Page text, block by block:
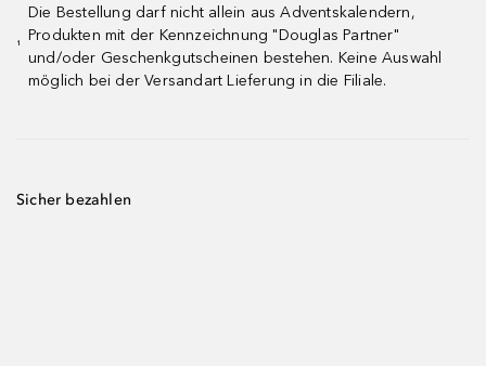
¹
Die Bestellung darf nicht allein aus Adventskalendern,
Produkten mit der Kennzeichnung "Douglas Partner"
und/oder Geschenkgutscheinen bestehen. Keine Auswahl
möglich bei der Versandart Lieferung in die Filiale.
Sicher bezahlen